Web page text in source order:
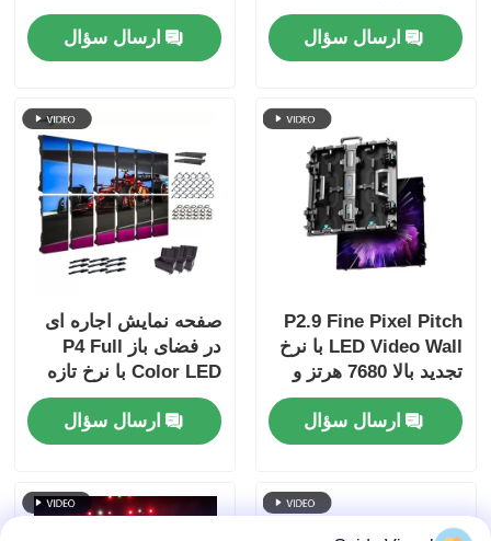
نمایش کامل رنگی و
محافظت IP65 برای
کنسرت ها و رویدادهای
ارسال سؤال
3840 Hz Refresh Rate
و 4500cd / sqm
روشنایی
ارسال سؤال
P2.9 Fine Pixel Pitch
LED Video Wall با نرخ
تجدید بالا 7680 هرتز و
پشتیبانی دوگانه قدرت و
سیگنال برای رویدادهای
صحنه
ارسال سؤال
صفحه نمایش اجاره ای
در فضای باز P4 Full
Color LED با نرخ تازه
سازی 7680 هرتز و IP65
ضد آب برای صفحه
نمایش دیواری ویدیوی
ارسال سؤال